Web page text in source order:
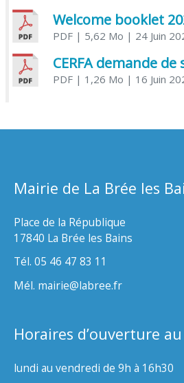
Welcome booklet
PDF| 5,62 Mo | 24 Juin
PDF| 1,26 Mo | 16 Juin
Mairie de La Brée les
Place de la République
17840 La Brée les Bains
Tél. 05 46 47 83 11
Mél. mairie@labree.fr
Horaires d’ouverture
lundi au vendredi de 9h à 16h30